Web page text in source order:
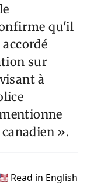
qu'il
sur
à
».
Read in English